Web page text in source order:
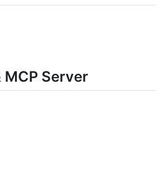
Server